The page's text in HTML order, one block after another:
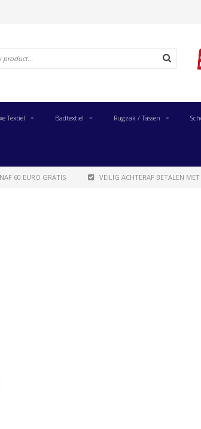
Textiel Badtextiel Rugzak / Tassen
60 EURO GRATIS VEILIG ACHTERAF BETALEN MET